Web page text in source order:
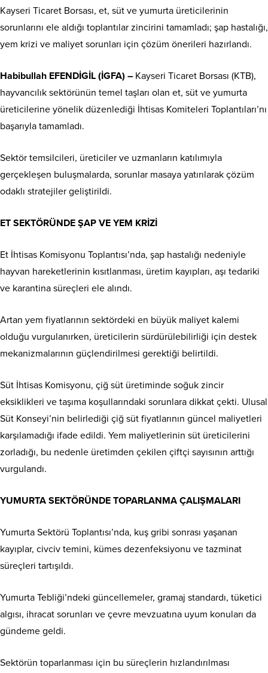
Kayseri Ticaret Borsası, et, süt ve yumurta üreticilerinin
sorunlarını ele aldığı toplantılar zincirini tamamladı; şap hastalığı,
yem krizi ve maliyet sorunları için çözüm önerileri hazırlandı.
Habibullah EFENDİGİL (İGFA) – Kayseri Ticaret Borsası (KTB),
hayvancılık sektörünün temel taşları olan et, süt ve yumurta
üreticilerine yönelik düzenlediği İhtisas Komiteleri Toplantıları’nı
başarıyla tamamladı.
Sektör temsilcileri, üreticiler ve uzmanların katılımıyla
gerçekleşen buluşmalarda, sorunlar masaya yatırılarak çözüm
odaklı stratejiler geliştirildi.
ET SEKTÖRÜNDE ŞAP VE YEM KRİZİ
Et İhtisas Komisyonu Toplantısı’nda, şap hastalığı nedeniyle
hayvan hareketlerinin kısıtlanması, üretim kayıpları, aşı tedariki
ve karantina süreçleri ele alındı.
Artan yem fiyatlarının sektördeki en büyük maliyet kalemi
olduğu vurgulanırken, üreticilerin sürdürülebilirliği için destek
mekanizmalarının güçlendirilmesi gerektiği belirtildi.
Süt İhtisas Komisyonu, çiğ süt üretiminde soğuk zincir
eksiklikleri ve taşıma koşullarındaki sorunlara dikkat çekti. Ulusal
Süt Konseyi’nin belirlediği çiğ süt fiyatlarının güncel maliyetleri
karşılamadığı ifade edildi. Yem maliyetlerinin süt üreticilerini
zorladığı, bu nedenle üretimden çekilen çiftçi sayısının arttığı
vurgulandı.
YUMURTA SEKTÖRÜNDE TOPARLANMA ÇALIŞMALARI
Yumurta Sektörü Toplantısı’nda, kuş gribi sonrası yaşanan
kayıplar, civciv temini, kümes dezenfeksiyonu ve tazminat
süreçleri tartışıldı.
Yumurta Tebliği’ndeki güncellemeler, gramaj standardı, tüketici
algısı, ihracat sorunları ve çevre mevzuatına uyum konuları da
gündeme geldi.
Sektörün toparlanması için bu süreçlerin hızlandırılması